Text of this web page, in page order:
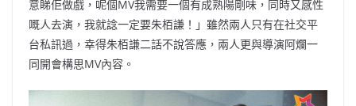
意睇佢做戲，呢個MV我需要一個有成熟陽剛味，同時又感性
嘅人去演，我就諗一定要朱栢謙！」雖然兩人只有在社交平
台私訊過，幸得朱栢謙二話不說答應，兩人更與導演阿爛一
同開會構思MV內容。